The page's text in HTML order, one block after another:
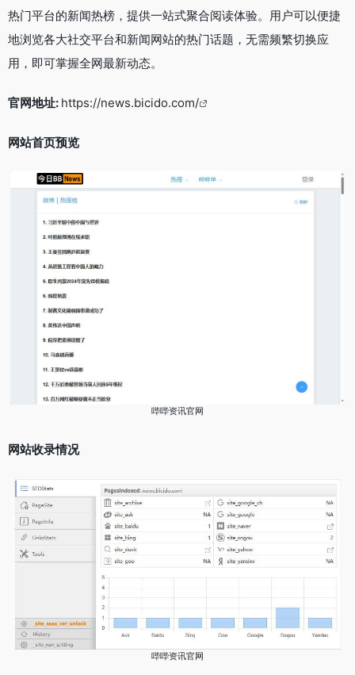
热门平台的新闻热榜，提供一站式聚合阅读体验。用户可以便捷
地浏览各大社交平台和新闻网站的热门话题，无需频繁切换应
用，即可掌握全网最新动态。
官网地址: https://news.bicido.com/
网站首页预览
哔哔资讯官网
网站收录情况
哔哔资讯官网